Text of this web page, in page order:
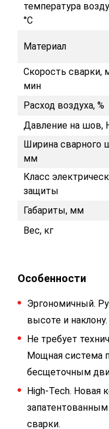
температура
°С
Материал
Скорость сварки,
мин
Расход воздуха, %
Давление на шов,
Ширина сварного
мм
Класс
защиты
Габариты, мм
Вес, кг
Особенности
Эргономичный.
высоте и наклону.
Не требует
Мощная система
бесщеточным
High-Tech. Новая
сварки.